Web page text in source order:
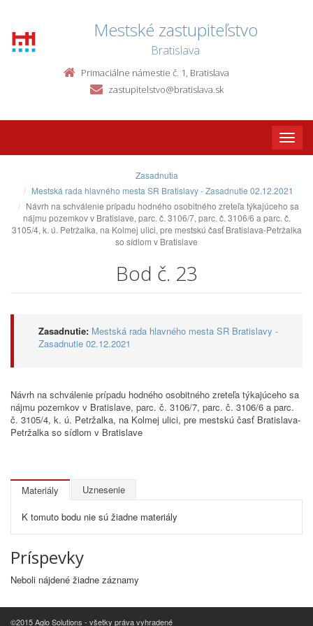
Mestské zastupiteľstvo
Bratislava
Primaciálne námestie č. 1, Bratislava
zastupitelstvo@bratislava.sk
Toggle
Zasadnutia
Mestská rada hlavného mesta SR Bratislavy - Zasadnutie 02.12.2021
Návrh na schválenie prípadu hodného osobitného zreteľa týkajúceho sa
nájmu pozemkov v Bratislave, parc. č. 3106/7, parc. č. 3106/6 a parc. č.
3105/4, k. ú. Petržalka, na Kolmej ulici, pre mestskú časť Bratislava-Petržalka
so sídlom v Bratislave
Bod č. 23
Zasadnutie: Mestská rada hlavného mesta SR Bratislavy -
Zasadnutie 02.12.2021
Návrh na schválenie prípadu hodného osobitného zreteľa týkajúceho sa
nájmu pozemkov v Bratislave, parc. č. 3106/7, parc. č. 3106/6 a parc.
č. 3105/4, k. ú. Petržalka, na Kolmej ulici, pre mestskú časť Bratislava-
Petržalka so sídlom v Bratislave
Materiály Uznesenie
K tomuto bodu nie sú žiadne materiály
Príspevky
Neboli nájdené žiadne záznamy
©2015 Aglo Solutions - všetky práva vyhradené